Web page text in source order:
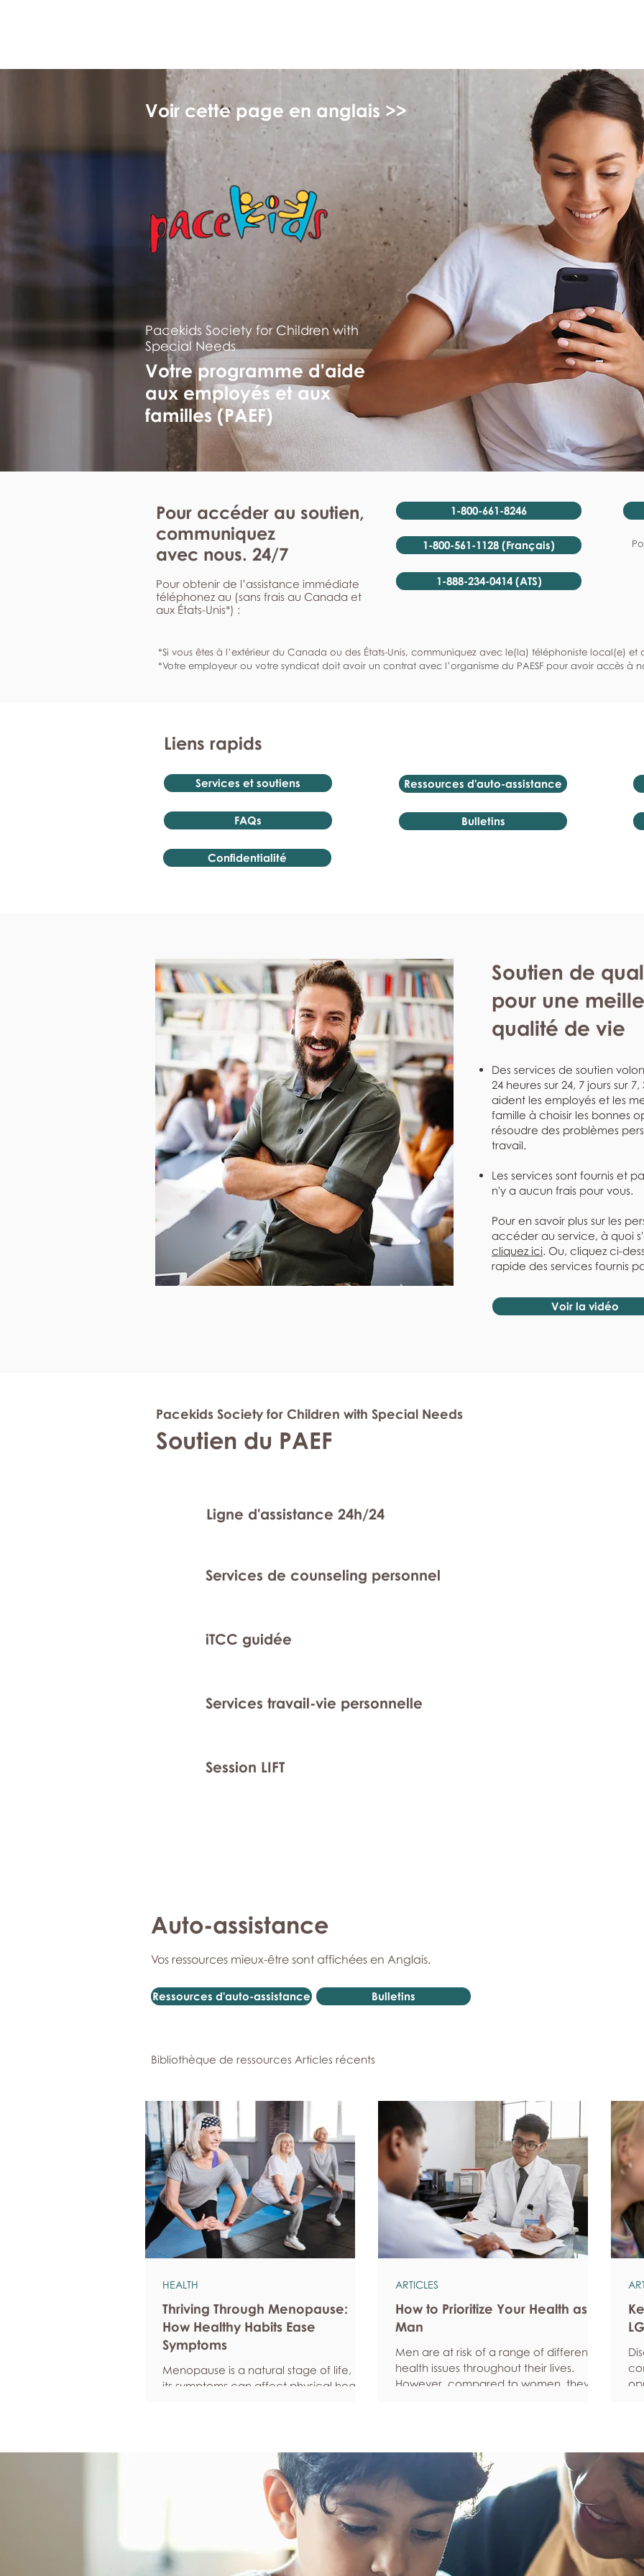
Voir cette page en anglais >>
Pacekids Society for Children with
Special Needs
Votre programme d'aide
aux employés et aux
familles (PAEF)
Pour accéder au soutien,
communiquez
avec nous. 24/7
Pour obtenir de l’assistance immédiate
téléphonez au (sans frais au Canada et
aux États-Unis*) :
1-800-661-8246
1-800-561-1128 (Français)
1-888-234-0414 (ATS)
*Si vous êtes à l’extérieur du Canada ou des États-Unis, communiquez avec le(la) téléphoniste local(e) et
*Votre employeur ou votre syndicat doit avoir un contrat avec l’organisme du PAESF pour avoir accès à
Liens rapids
Services et soutiens
FAQs
Confidentialité
Ressources d'auto-assistance
Bulletins
Soutien de
pour une
qualité de vie
Des services de soutien
24 heures sur 24, 7 jours sur
aident les employés et les
famille à choisir les bonnes
résoudre des problèmes
travail.
Les services sont fournis et
n'y a aucun frais pour vous.
Pour en savoir plus sur les
accéder au service, à quoi
cliquez ici. Ou, cliquez ci-
rapide des services fournis
Voir la vidéo
Pacekids Society for Children with Special Needs
Soutien du PAEF
Ligne d'assistance 24h/24
Services de counseling personnel
iTCC guidée
Services travail-vie personnelle
Session LIFT
Auto-assistance
Vos ressources mieux-être sont affichées en Anglais.
Ressources d'auto-assistance Bulletins
Bibliothèque de ressources Articles récents
Thriving Through Menopause:
How Healthy Habits Ease
Symptoms
Menopause is a natural stage of life, but
its symptoms can affect physical health,
stress management, women can
reduce common symptoms, improve
their quality of life, and feel more
empowered as they navigate this
HEALTH
How to Prioritize Your Health as a
Man
Men are at risk of a range of different
health issues throughout their lives.
However, compared to women, they’re
and wellbeing. Schedule regular health
screenings Health check-ups and
screenings are a way of identifying any
health issues or determining whether
someone has a higher chance of
developing a health issue so that ear
ARTICLES